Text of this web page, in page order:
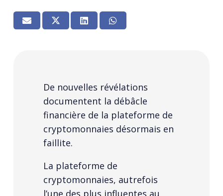
De nouvelles révélations
documentent la débâcle
financière de la plateforme de
cryptomonnaies désormais en
faillite.
La plateforme de
cryptomonnaies, autrefois